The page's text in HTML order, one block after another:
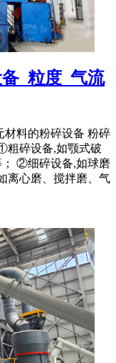
_粒度_气流
材料的粉碎设备 粉碎
粗碎设备,如颚式破
； ②细碎设备,如球磨
离心磨、搅拌磨、气